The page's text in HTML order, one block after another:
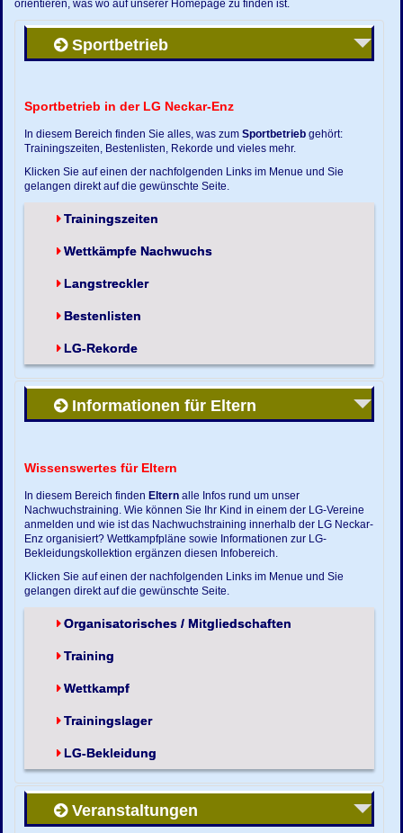
orientieren, was wo auf unserer Homepage zu finden ist.
Sportbetrieb
Sportbetrieb in der LG Neckar-Enz
In diesem Bereich finden Sie alles, was zumSportbetrieb gehört:
Trainingszeiten, Bestenlisten, Rekorde und vieles mehr.
Klicken Sie auf einen der nachfolgenden Links im Menue und Sie
gelangen direkt auf die gewünschte Seite.
Trainingszeiten
Wettkämpfe Nachwuchs
Langstreckler
Bestenlisten
LG-Rekorde
Informationen für Eltern
Wissenswertes für Eltern
In diesem Bereich finden Eltern alle Infos rund um unser
Nachwuchstraining. Wie können Sie Ihr Kind in einem der LG-Vereine
anmelden und wie ist das Nachwuchstraining innerhalb der LG Neckar-
Enz organisiert? Wettkampfpläne sowie Informationen zur LG-
Bekleidungskollektion ergänzen diesen Infobereich.
Klicken Sie auf einen der nachfolgenden Links im Menue und Sie
gelangen direkt auf die gewünschte Seite.
Organisatorisches / Mitgliedschaften
Training
Wettkampf
Trainingslager
LG-Bekleidung
Veranstaltungen